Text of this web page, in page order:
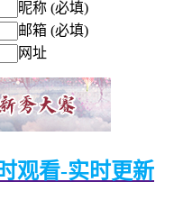
昵称 (必填)
邮箱 (必填)
网址
观看-实时更新